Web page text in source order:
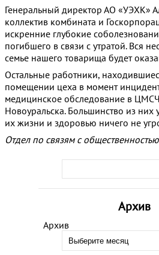
Архив
Архив
Генеральный директор АО «УЭХК»
коллектив комбината и
искренние глубокие
погибшего в связи с утратой. Вся
семье нашего товарища будет
Остальные работники,
помещении цеха в момент
медицинское обследование в
Новоуральска. Большинство из
их жизни и здоровью ничего не
Отдел по связям с